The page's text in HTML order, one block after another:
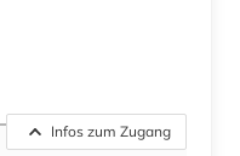
Infos zum Zugang